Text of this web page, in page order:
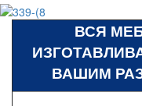
ВСЯ
ВАШИМ